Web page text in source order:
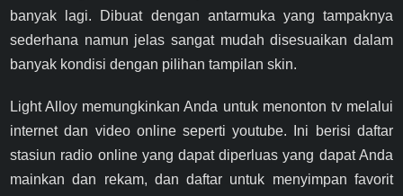
banyak lagi. Dibuat dengan antarmuka yang tampaknya
sederhana namun jelas sangat mudah disesuaikan dalam
banyak kondisi dengan pilihan tampilan skin.
Light Alloy memungkinkan Anda untuk menonton tv melalui
internet dan video online seperti youtube. Ini berisi daftar
stasiun radio online yang dapat diperluas yang dapat Anda
mainkan dan rekam, dan daftar untuk menyimpan favorit